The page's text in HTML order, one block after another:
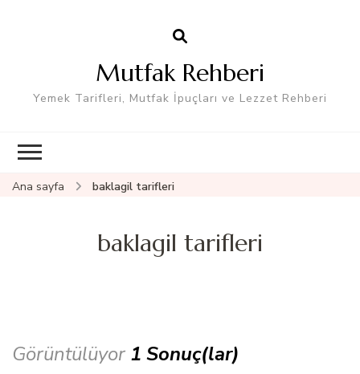
Mutfak Rehberi
Yemek Tarifleri, Mutfak İpuçları ve Lezzet Rehberi
Ana sayfa baklagil tarifleri
baklagil tarifleri
Görüntülüyor 1 Sonuç(lar)